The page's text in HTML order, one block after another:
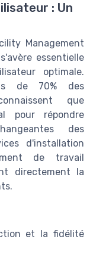
: Un
Management
essentielle
optimale.
de 70% des
que
pour répondre
des
d'installation
de travail
directement la
et la fidélité